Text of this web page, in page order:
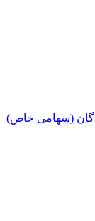
(سهامی خاص)